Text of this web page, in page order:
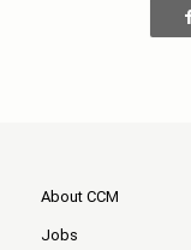
About CCM
Jobs